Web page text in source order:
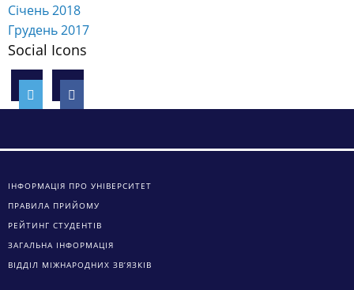
Січень 2018
Грудень 2017
Social Icons
ІНФОРМАЦІЯ ПРО УНІВЕРСИТЕТ
ПРАВИЛА ПРИЙОМУ
РЕЙТИНГ СТУДЕНТІВ
ЗАГАЛЬНА ІНФОРМАЦІЯ
ВІДДІЛ МІЖНАРОДНИХ ЗВ’ЯЗКІВ